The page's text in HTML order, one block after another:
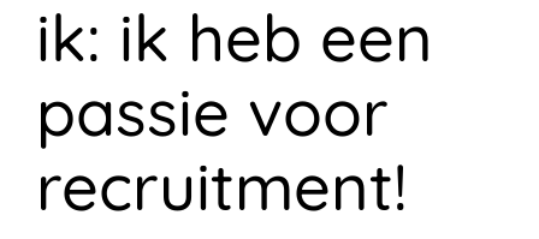
ik: ik heb een
passie voor
recruitment!